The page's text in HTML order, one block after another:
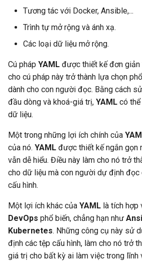
Tương tác với Docker, Ansible,...
Trình tự mở rộng và ánh xạ.
Các loại dữ liệu mở rộng.
Cú pháp YAML được thiết kế đơn
cho cú pháp này trở thành lựa chọn
dành cho con người đọc. Bằng cách
đầu dòng và khoá-giá trị, YAML có
dữ liệu.
Một trong những lợi ích chính của
của nó. YAML được thiết kế ngắn gọn
vẫn dễ hiểu. Điều này làm cho nó trở
cho dữ liệu mà con người dự định đọc
cấu hình.
Một lợi ích khác của YAML là tích hợp
DevOps phổ biến, chẳng hạn như
Kubernetes. Những công cụ này sử
định các tệp cấu hình, làm cho nó trở
giá trị cho bất kỳ ai làm việc trong lĩnh